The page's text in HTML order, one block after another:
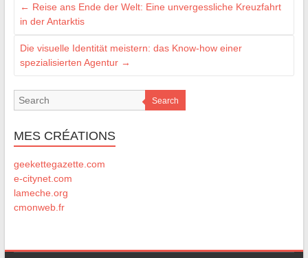
← Reise ans Ende der Welt: Eine unvergessliche Kreuzfahrt
in der Antarktis
Die visuelle Identität meistern: das Know-how einer
spezialisierten Agentur →
Search
MES CRÉATIONS
geekettegazette.com
e-citynet.com
lameche.org
cmonweb.fr